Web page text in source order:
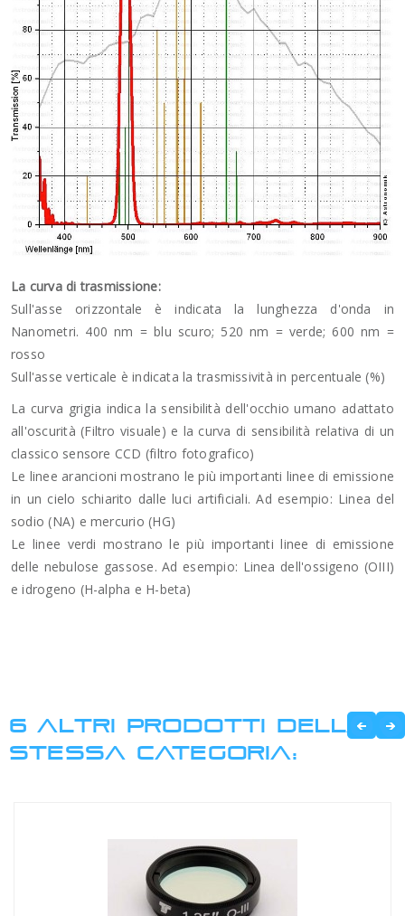
La curva di trasmissione:
Sull'asse orizzontale è indicata la lunghezza d'onda in
Nanometri. 400 nm = blu scuro; 520 nm = verde; 600 nm =
rosso
Sull'asse verticale è indicata la trasmissività in percentuale (%)
La curva grigia indica la sensibilità dell'occhio umano adattato
all'oscurità (Filtro visuale) e la curva di sensibilità relativa di un
classico sensore CCD (filtro fotografico)
Le linee arancioni mostrano le più importanti linee di emissione
in un cielo schiarito dalle luci artificiali. Ad esempio: Linea del
sodio (NA) e mercurio (HG)
Le linee verdi mostrano le più importanti linee di emissione
delle nebulose gassose. Ad esempio: Linea dell'ossigeno (OIII)
e idrogeno (H-alpha e H-beta)
6 ALTRI PRODOTTI DELLA
STESSA CATEGORIA: